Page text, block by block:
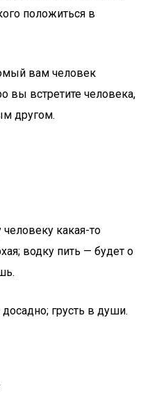
положиться в
вам человек
вы встретите человека,
другом.
какая-то
водку пить — будет о
грусть в души.